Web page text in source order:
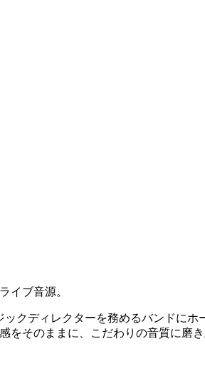
イブ音源。
クディレクターを務めるバンドに
をそのままに、こだわりの音質に磨